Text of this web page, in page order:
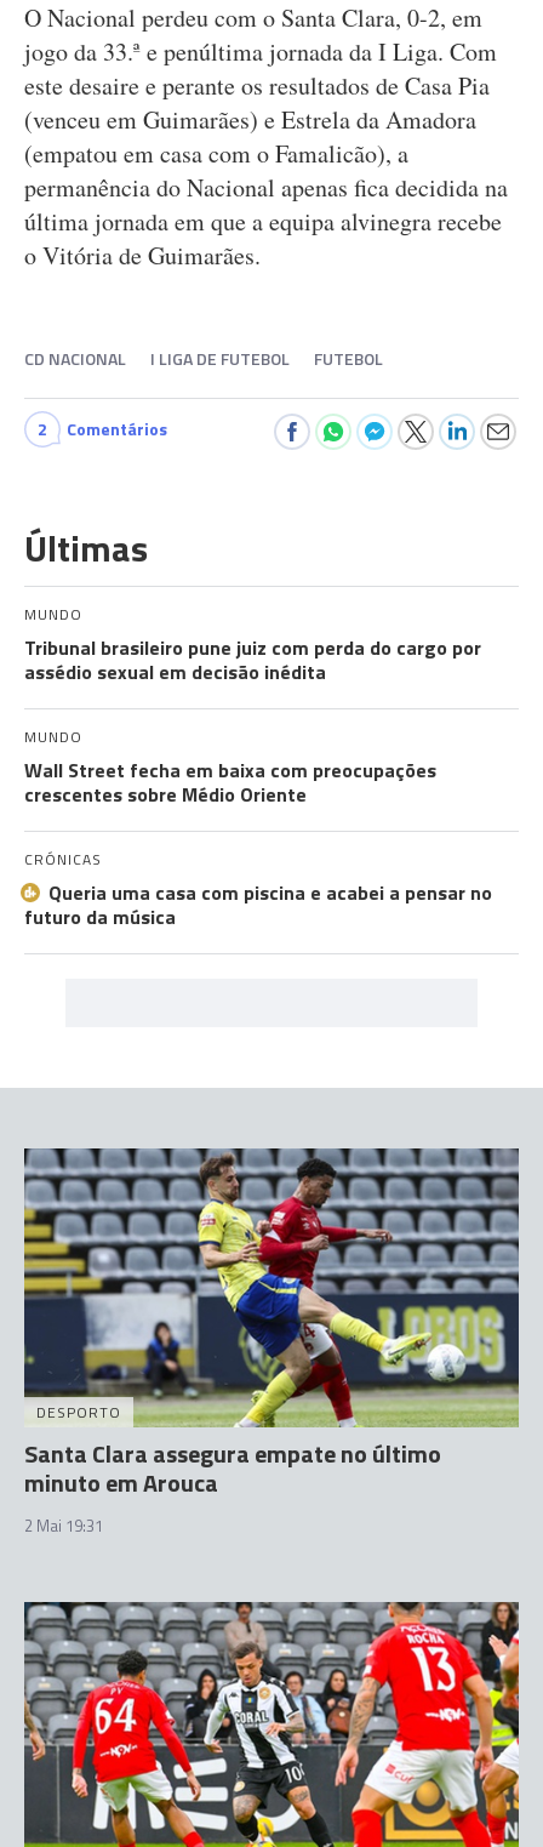
O Nacional perdeu com o Santa Clara, 0-2, em
jogo da 33.ª e penúltima jornada da I Liga. Com
este desaire e perante os resultados de Casa Pia
(venceu em Guimarães) e Estrela da Amadora
(empatou em casa com o Famalicão), a
permanência do Nacional apenas fica decidida na
última jornada em que a equipa alvinegra recebe
o Vitória de Guimarães.
CD NACIONAL I LIGA DE FUTEBOL FUTEBOL
2 Comentários
Últimas
MUNDO
Tribunal brasileiro pune juiz com perda do cargo por
assédio sexual em decisão inédita
MUNDO
Wall Street fecha em baixa com preocupações
crescentes sobre Médio Oriente
CRÓNICAS
Queria uma casa com piscina e acabei a pensar no
futuro da música
DESPORTO
Santa Clara assegura empate no último
minuto em Arouca
2 Mai 19:31